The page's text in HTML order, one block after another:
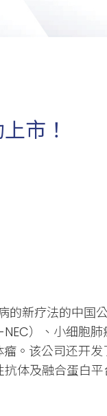
市！
的新疗法的中国
）、小细胞肺
。该公司还开发
体及融合蛋白平